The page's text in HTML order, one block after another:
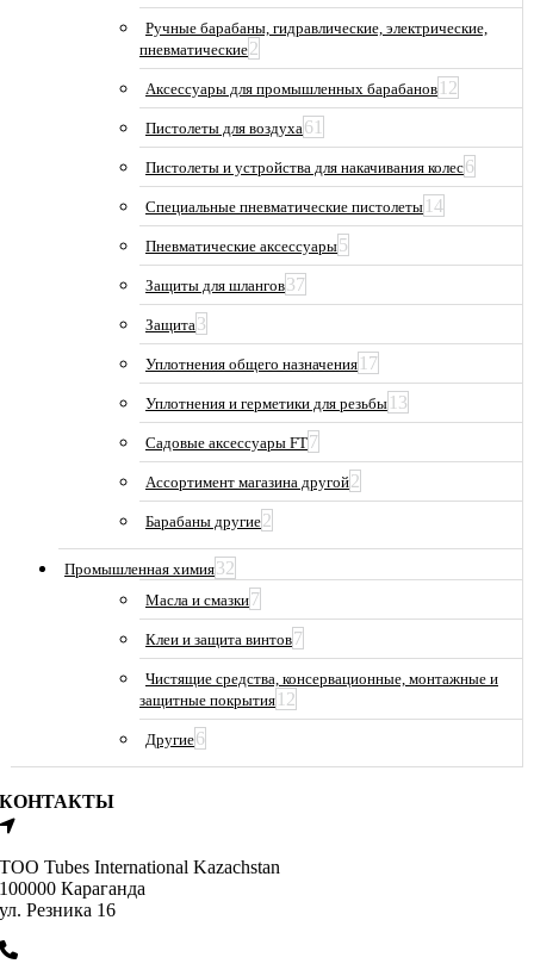
Ручные барабаны, гидравлические, электрические,
пневматические2
Аксессуары для промышленных барабанов 12
Пистолеты для воздуха61
Пистолеты и устройства для накачивания колес6
Специальные пневматические пистолеты 14
Пневматические аксессуары5
Защиты для шлангов37
Защита3
Уплотнения общего назначения 17
Уплотнения и герметики для резьбы 13
Садовые аксессуары FT7
Ассортимент магазина другой2
Барабаны другие2
Промышленная химия32
Масла и смазки7
Клеи и защита винтов7
Чистящие средства, консервационные, монтажные и
защитные покрытия 12
Другие6
КОНТАКТЫ
ТОО Tubes International Kazachstan
100000 Караганда
ул. Резника 16